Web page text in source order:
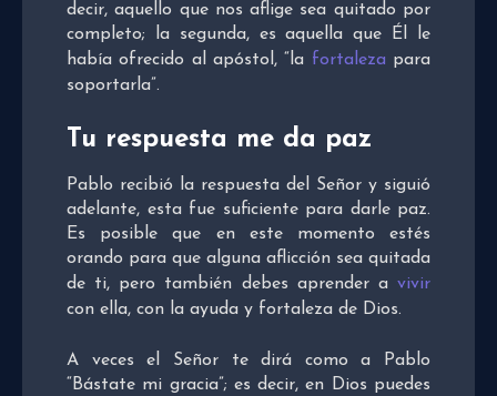
decir, aquello que nos aflige sea quitado por
completo; la segunda, es aquella que Él le
había ofrecido al apóstol, “la fortaleza para
soportarla”.
Tu respuesta me da paz
Pablo recibió la respuesta del Señor y siguió
adelante, esta fue suficiente para darle paz.
Es posible que en este momento estés
orando para que alguna aflicción sea quitada
de ti, pero también debes aprender a vivir
con ella, con la ayuda y fortaleza de Dios.
A veces el Señor te dirá como a Pablo
“Bástate mi gracia”; es decir, en Dios puedes